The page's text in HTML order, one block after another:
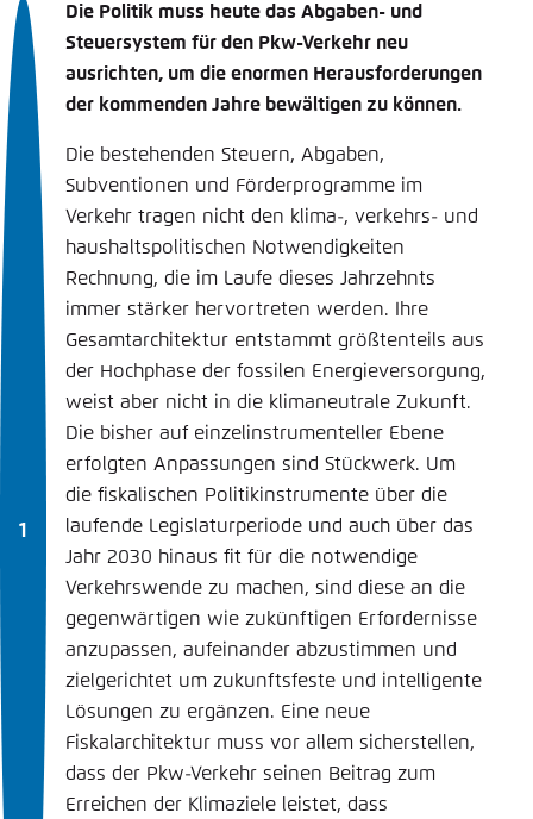
Die Politik muss heute das Abgaben- und
Steuersystem für den Pkw-Verkehr neu
ausrichten, um die enormen Herausforderungen
der kommenden Jahre bewältigen zu können.
Die bestehenden Steuern, Abgaben,
Subventionen und Förderprogramme im
Verkehr tragen nicht den klima-, verkehrs- und
haushaltspolitischen Notwendigkeiten
Rechnung, die im Laufe dieses Jahrzehnts
immer stärker hervortreten werden. Ihre
Gesamtarchitektur entstammt größtenteils aus
der Hochphase der fossilen Energieversorgung,
weist aber nicht in die klimaneutrale Zukunft.
Die bisher auf einzelinstrumenteller Ebene
erfolgten Anpassungen sind Stückwerk. Um
die fiskalischen Politikinstrumente über die
laufende Legislaturperiode und auch über das
Jahr 2030 hinaus fit für die notwendige
Verkehrswende zu machen, sind diese an die
gegenwärtigen wie zukünftigen Erfordernisse
anzupassen, aufeinander abzustimmen und
zielgerichtet um zukunftsfeste und intelligente
Lösungen zu ergänzen. Eine neue
Fiskalarchitektur muss vor allem sicherstellen,
dass der Pkw-Verkehr seinen Beitrag zum
Erreichen der Klimaziele leistet, dass